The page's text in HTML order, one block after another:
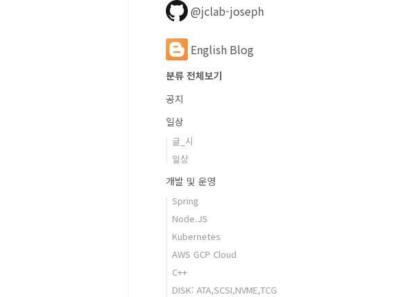
@jclab-joseph
English Blog
분류 전체보기
공지
일상
글_시
일상
개발 및 운영
Spring
Node.JS
Kubernetes
AWS GCP Cloud
C++
DISK: ATA,SCSI,NVME,TCG